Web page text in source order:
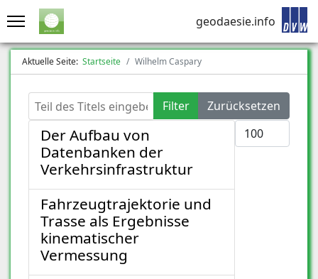
geodaesie.info
Aktuelle Seite: Startseite Wilhelm Caspary
Teil des Titels eingeben Filter
Zurücksetzen
Anzeige #
Der Aufbau von
Datenbanken der
Verkehrsinfrastruktur
Fahrzeugtrajektorie und
Trasse als Ergebnisse
kinematischer
Vermessung